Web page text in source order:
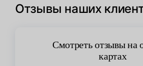
Отзывы наших
Смотреть отзывы на
картах